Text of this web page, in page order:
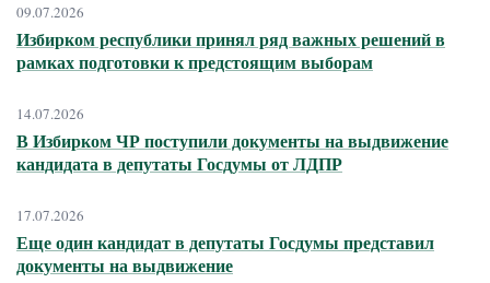
09.07.2026
Избирком республики принял ряд важных решений в
рамках подготовки к предстоящим выборам
14.07.2026
В Избирком ЧР поступили документы на выдвижение
кандидата в депутаты Госдумы от ЛДПР
17.07.2026
Еще один кандидат в депутаты Госдумы представил
документы на выдвижение